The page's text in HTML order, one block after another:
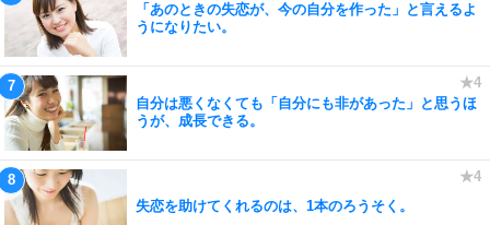
「あのときの失恋が、今の自分を作った」と言えるよ
うになりたい。
自分は悪くなくても「自分にも非があった」と思うほ
うが、成長できる。
失恋を助けてくれるのは、1本のろうそく。